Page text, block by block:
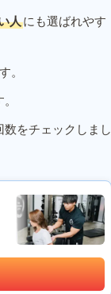
人にも選ばれやす
。
をチェックしまし